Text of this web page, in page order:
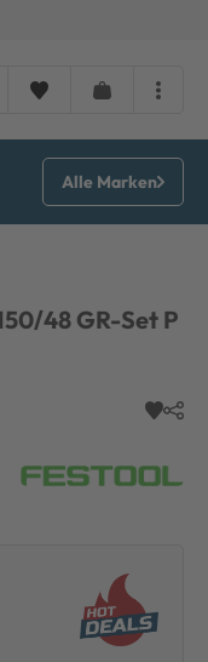
Alle Marken
48 GR-Set P